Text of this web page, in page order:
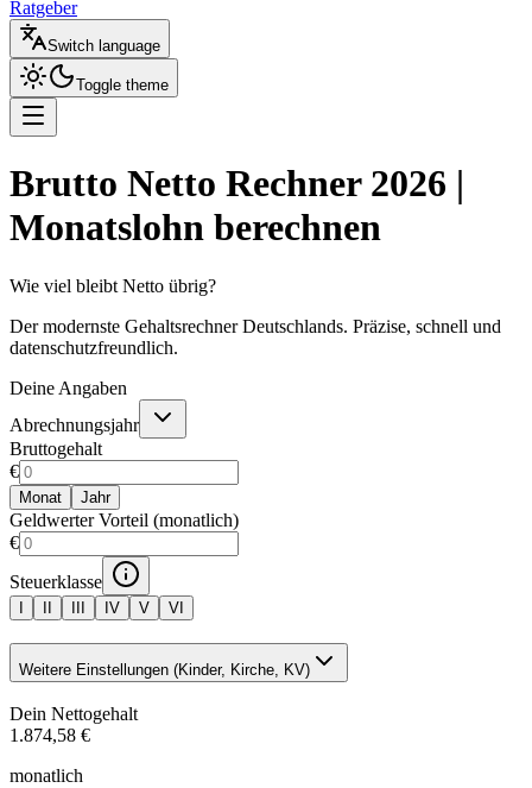
Ratgeber
Switch language
Toggle theme
Brutto Netto Rechner 2026 |
Monatslohn berechnen
Wie viel bleibt Netto übrig?
Der modernste Gehaltsrechner Deutschlands. Präzise, schnell und
datenschutzfreundlich.
Deine Angaben
Abrechnungsjahr
Bruttogehalt
€
Monat Jahr
Geldwerter Vorteil (monatlich)
€
Steuerklasse
IV V VI
Weitere Einstellungen (Kinder, Kirche, KV)
Dein Nettogehalt
1.874,58 €
monatlich